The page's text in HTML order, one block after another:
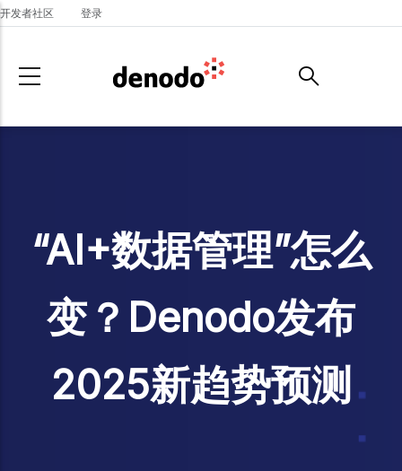
Skip to main content
开发者社区 登录
“AI+数据管理”怎么
变？Denodo发布
2025新趋势预测